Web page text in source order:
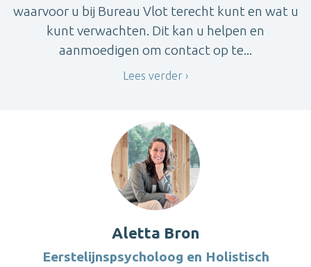
waarvoor u bij Bureau Vlot terecht kunt en wat u
kunt verwachten. Dit kan u helpen en
aanmoedigen om contact op te...
Lees verder
Aletta Bron
Eerstelijnspsycholoog en Holistisch